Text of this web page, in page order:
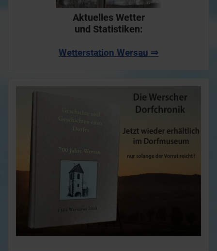
Aktuelles Wetter
und Statistiken:
Wetterstation Wersau ⇒